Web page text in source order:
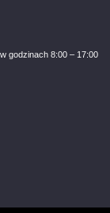
godzinach 8:00 – 17:00